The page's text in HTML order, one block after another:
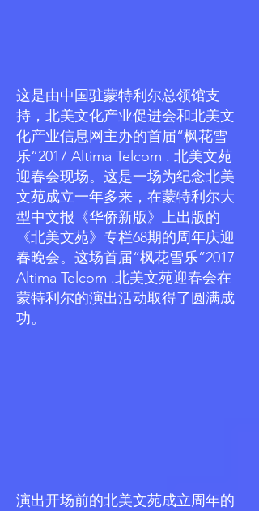
这是由中国驻蒙特利尔总领馆支
持，北美文化产业促进会和北美文
化产业信息网主办的首届“枫花雪
乐”2017 Altima Telcom . 北美文苑
迎春会现场。这是一场为纪念北美
文苑成立一年多来，在蒙特利尔大
型中文报《华侨新版》上出版的
《北美文苑》专栏68期的周年庆迎
春晚会。这场首届“枫花雪乐”2017
Altima Telcom .北美文苑迎春会在
蒙特利尔的演出活动取得了圆满成
功。
演出开场前的北美文苑成立周年的